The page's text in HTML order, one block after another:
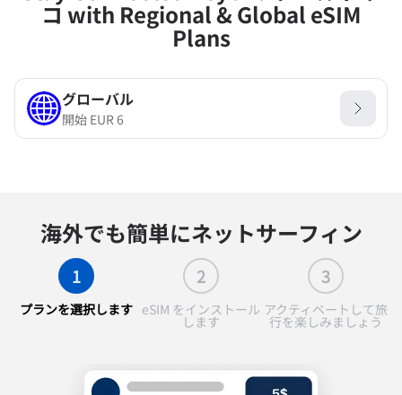
コ with Regional & Global eSIM
Plans
グローバル
開始 EUR6
海外でも簡単にネットサーフィン
1
プランを選択します
2
eSIM をインストール
します
3
アクティベートして旅
行を楽しみましょう